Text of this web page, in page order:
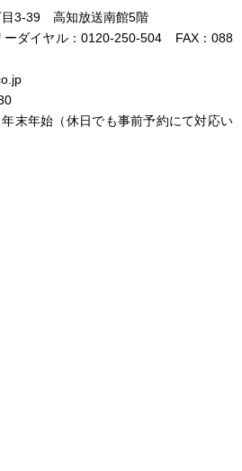
目3-39 高知放送南館5階
ダイヤル：0120-250-504 FAX：088
年末年始（休日でも事前予約にて対応い